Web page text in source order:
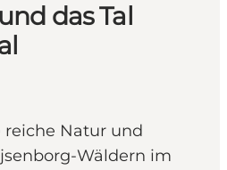
das Tal
reiche Natur und
Wäldern im